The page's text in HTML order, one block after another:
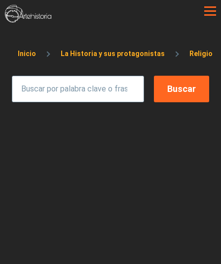
Pasar al contenido principal
Sobrescribir enlaces de ayuda a la
Inicio La Historia y sus protagonistas